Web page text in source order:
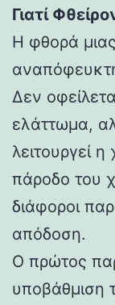
Γιατί
Η φθορά μιας
Δεν
ελάττωμα,
λειτουργεί
πάροδο του
διάφοροι
απόδοση.
Ο πρώτος
υποβάθμιση